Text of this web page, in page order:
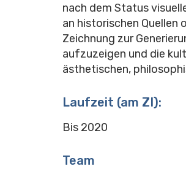
nach dem Status
an historischen Quellen
Zeichnung zur
aufzuzeigen und die
ästhetischen,
Laufzeit (am ZI):
Bis 2020
Team